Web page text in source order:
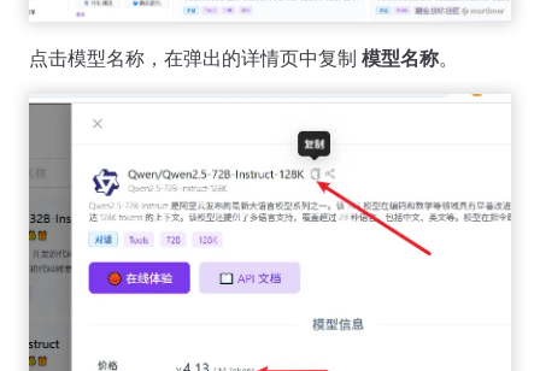
点击模型名称，在弹出的详情页中复制 模型名称。